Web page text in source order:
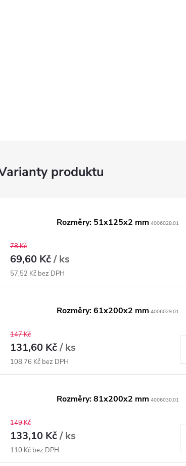
Rozměry: 51x125x2 mm 4006028.01
78 Kč
69,60 Kč/ ks
57,52 Kč bez DPH
Rozměry: 61x200x2 mm 4006029.01
147 Kč
131,60 Kč/ ks
108,76 Kč bez DPH
Rozměry: 81x200x2 mm 4006030.01
149 Kč
133,10 Kč/ ks
110 Kč bez DPH